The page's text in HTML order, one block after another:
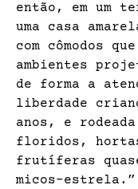
então, em um
uma casa
com cômodos
ambientes
de forma a
liberdade
anos, e
floridos,
frutíferas
micos-